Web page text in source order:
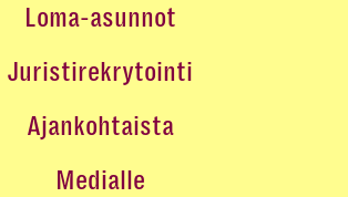
Loma-asunnot
Juristirekrytointi
Ajankohtaista
Medialle